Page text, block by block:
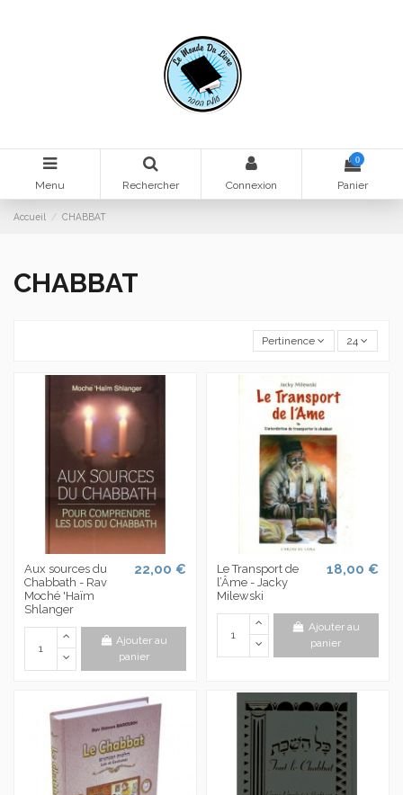
Menu Rechercher Connexion
0
Panier
Accueil CHABBAT
CHABBAT
Pertinence 24
Aux sources du
Chabbath - Rav
Moché 'Haïm
Shlanger
22,00 €
Ajouter au
panier
Le Transport de
l’Âme - Jacky
Milewski
18,00 €
Ajouter au
panier